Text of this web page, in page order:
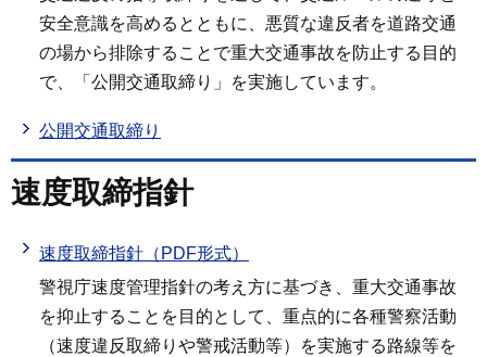
安全意識を高めるとともに、悪質な違反者を道路交通
の場から排除することで重大交通事故を防止する目的
で、「公開交通取締り」を実施しています。
公開交通取締り
速度取締指針
速度取締指針（PDF形式）
警視庁速度管理指針の考え方に基づき、重大交通事故
を抑止することを目的として、重点的に各種警察活動
（速度違反取締りや警戒活動等）を実施する路線等を